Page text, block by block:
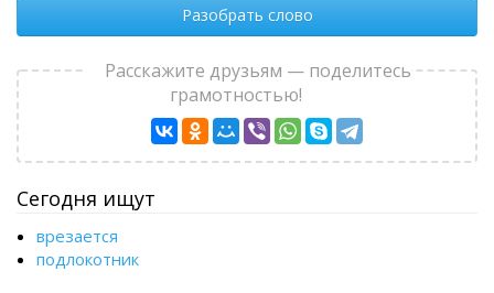
Разобрать слово
Расскажите друзьям — поделитесь
грамотностью!
Сегодня ищут
врезается
подлокотник